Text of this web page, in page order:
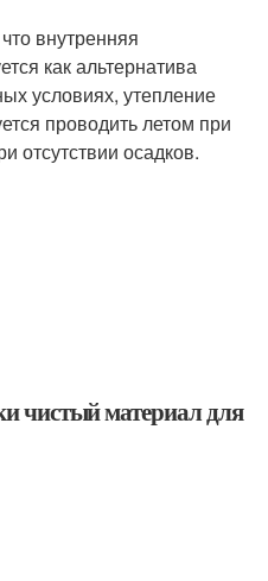
внутренняя
как альтернатива
условиях, утепление
проводить летом при
отсутствии осадков.
чистый материал для